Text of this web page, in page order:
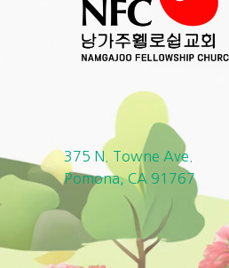
375 N. Towne Ave.
Pomona, CA 91767